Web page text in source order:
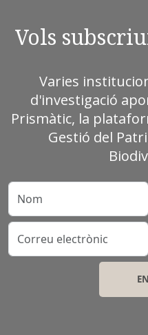
Vols
Varies
d'investigació
Prismàtic, la
Gestió del
Nom
Correu electrònic